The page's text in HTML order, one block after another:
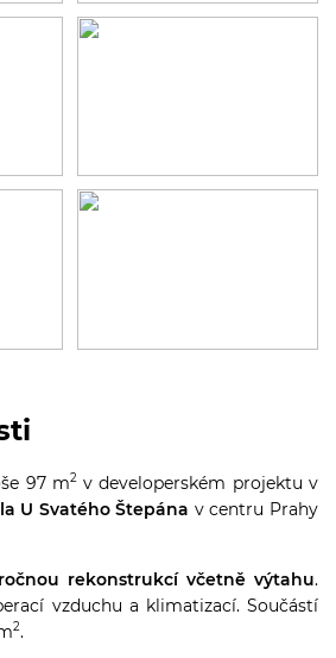
97 m2v developerském projektu v
U Svatého Štepána v centru Prahy
rekonstrukcí včetně výtahu.
vzduchu a klimatizací. Součástí
2.